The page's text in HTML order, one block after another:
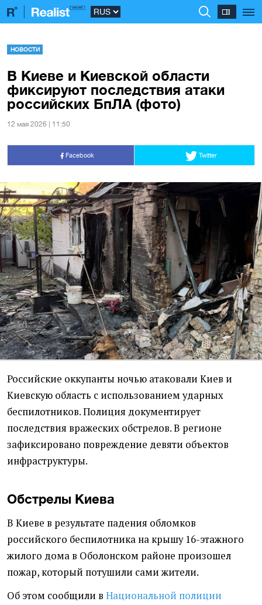
НОВОСТИ
В Киеве и Киевской области
фиксируют последствия атаки
российских БпЛА (фото)
12 мая 2026 | 11:50
Facebook Twitter
Российские оккупанты ночью атаковали Киев и
Киевскую область с использованием ударных
беспилотников. Полиция документирует
последствия вражеских обстрелов. В регионе
зафиксировано повреждение девяти объектов
инфраструктуры.
Обстрелы Киева
В Киеве в результате падения обломков
российского беспилотника на крышу 16-этажного
жилого дома в Оболонском районе произошел
пожар, который потушили сами жители.
Об этом сообщили в Национальной полиции